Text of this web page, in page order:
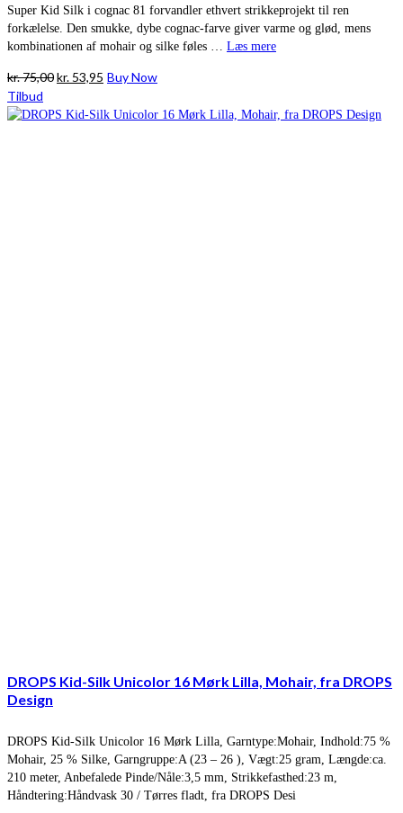
Super Kid Silk i cognac 81 forvandler ethvert strikkeprojekt til ren
forkælelse. Den smukke, dybe cognac-farve giver varme og glød, mens
kombinationen af mohair og silke føles … Læs mere
kr.75,00Den
pris
kr. 53,95 Den
pris
Buy Now
Tilbud
DROPS Kid-Silk Unicolor 16 Mørk Lilla, Mohair, fra DROPS
Design
DROPS Kid-Silk Unicolor 16 Mørk Lilla, Garntype:Mohair, Indhold:75 %
Mohair, 25 % Silke, Garngruppe:A (23 – 26 ), Vægt:25 gram, Længde:ca.
210 meter, Anbefalede Pinde/Nåle:3,5 mm, Strikkefasthed:23 m,
Håndtering:Håndvask 30 / Tørres fladt, fra DROPS Desi